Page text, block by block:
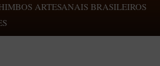
ARTESANAIS BRASILEIROS